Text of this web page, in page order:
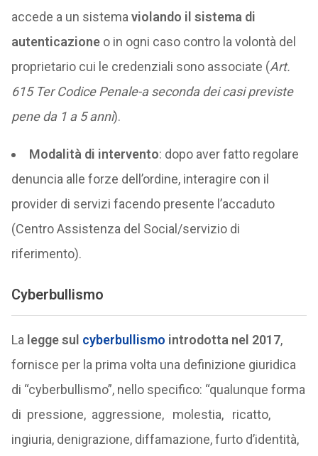
accede a un sistema violando il sistema di
autenticazioneo in ogni caso contro la volontà del
proprietario cui le credenziali sono associate (Art.
615 Ter Codice Penale-a seconda dei casi previste
pene da 1 a 5 anni).
Modalità di intervento: dopo aver fatto regolare
denuncia alle forze dell’ordine, interagire con il
provider di servizi facendo presente l’accaduto
(Centro Assistenza del Social/servizio di
riferimento).
Cyberbullismo
La legge sul cyberbullismo introdotta nel 2017,
fornisce per la prima volta una definizione giuridica
di “cyberbullismo”, nello specifico: “qualunque forma
di pressione, aggressione, molestia, ricatto,
ingiuria, denigrazione, diffamazione, furto d’identità,